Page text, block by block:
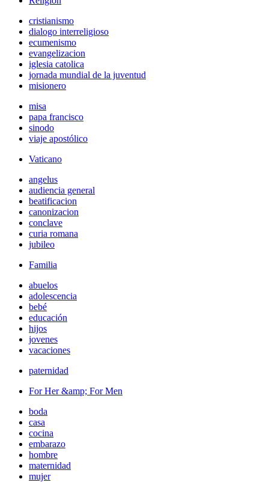
cristianismo
dialogo interreligioso
ecumenismo
evangelizacion
iglesia catolica
jornada mundial de la juventud
misionero
misa
papa francisco
sinodo
viaje apostólico
Vaticano
angelus
audiencia general
beatificacion
canonizacion
conclave
curia romana
jubileo
Familia
abuelos
adolescencia
bebé
educación
hijos
jovenes
vacaciones
paternidad
For Her &amp; For Men
boda
casa
cocina
embarazo
hombre
maternidad
mujer